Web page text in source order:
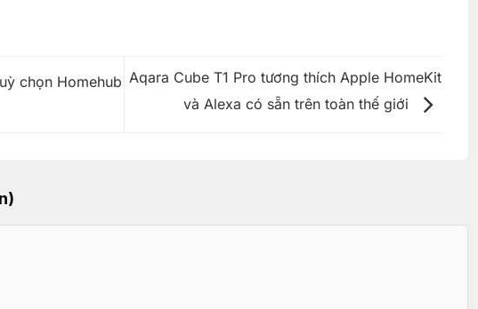
chọn Homehub Aqara Cube T1 Pro tương thích Apple HomeKit
và Alexa có sẵn trên toàn thế giới